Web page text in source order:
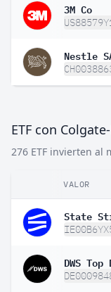
3M Co
Nestle
ETF con
276 ETF invierten al
VALOR
DWS